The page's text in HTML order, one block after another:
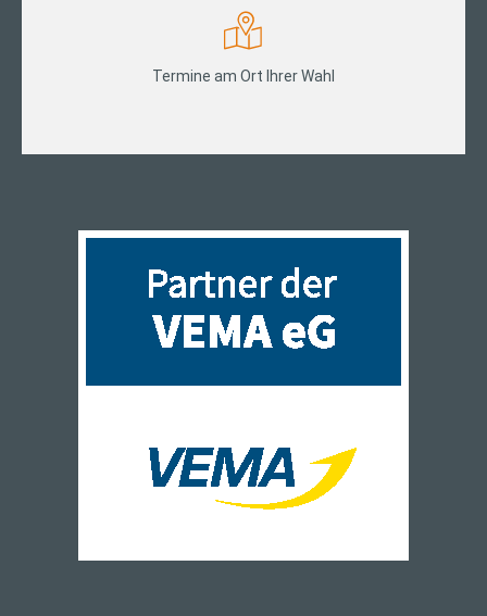
Termine am Ort Ihrer Wahl